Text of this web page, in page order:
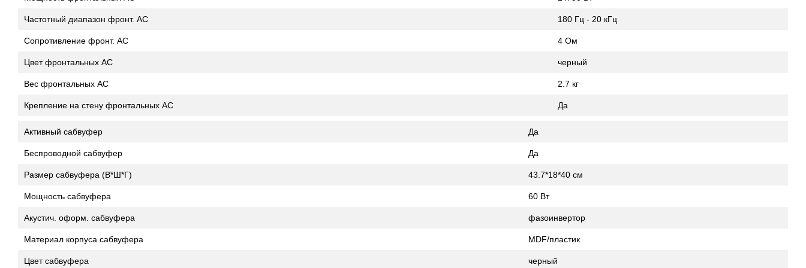
Частотный диапазон фронт. АС 180 Гц - 20 кГц
Сопротивление фронт. АС 4 Ом
Цвет фронтальных АС черный
Вес фронтальных АС 2.7 кг
Крепление на стену фронтальных АС Да
Активный сабвуфер Да
Беспроводной сабвуфер Да
Размер сабвуфера (В*Ш*Г) 43.7*18*40 см
Мощность сабвуфера 60 Вт
Акустич. оформ. сабвуфера фазоинвертор
Материал корпуса сабвуфера MDF/пластик
Цвет сабвуфера черный